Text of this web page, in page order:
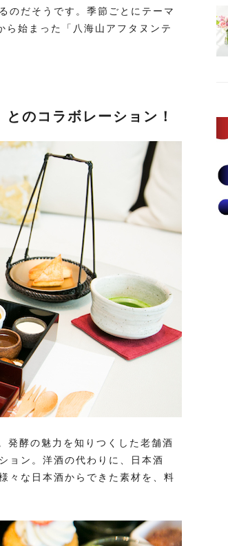
のだそうです。季節ごとにテーマ
始まった「八海山アフタヌンテ
のコラボレーション！
発酵の魅力を知りつくした老舗酒
ョン。洋酒の代わりに、日本酒
々な日本酒からできた素材を、料